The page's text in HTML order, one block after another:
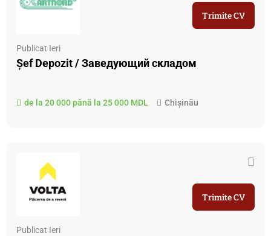
Publicat Ieri
Șef Depozit / Заведующий складом
de la 20 000 până la 25 000 MDL Chișinău
Trimite CV
Publicat Ieri
Trimite CV